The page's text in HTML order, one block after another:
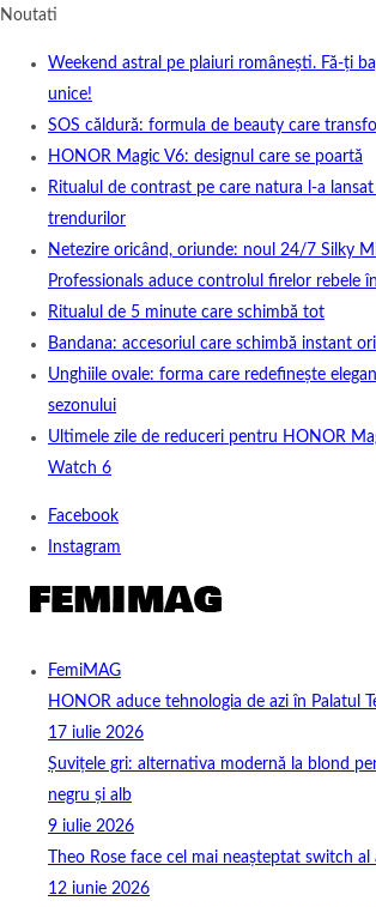
Noutati
Weekend astral pe plaiuri românești. Fă-ți
unice!
SOS căldură: formula de beauty care
HONOR Magic V6: designul care se poartă
Ritualul de contrast pe care natura l-a
trendurilor
Netezire oricând, oriunde: noul 24/7 Silky
Professionals aduce controlul firelor rebele
Ritualul de 5 minute care schimbă tot
Bandana: accesoriul care schimbă instant
Unghiile ovale: forma care redefinește
sezonului
Ultimele zile de reduceri pentru HONOR
Watch 6
Facebook
Instagram
FemiMAG
HONOR aduce tehnologia de azi în Palatul
17 iulie 2026
Șuvițele gri: alternativa modernă la blond
negru și alb
9 iulie 2026
Theo Rose face cel mai neașteptat switch al
12 iunie 2026